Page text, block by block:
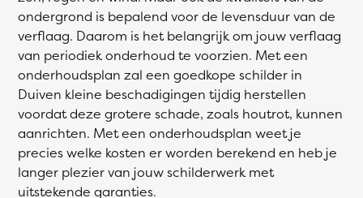
ondergrond is bepalend voor de levensduur van de
verflaag. Daarom is het belangrijk om jouw verflaag
van periodiek onderhoud te voorzien. Met een
onderhoudsplan zal een goedkope schilder in
Duiven kleine beschadigingen tijdig herstellen
voordat deze grotere schade, zoals houtrot, kunnen
aanrichten. Met een onderhoudsplan weet je
precies welke kosten er worden berekend en heb je
langer plezier van jouw schilderwerk met
uitstekende garanties.